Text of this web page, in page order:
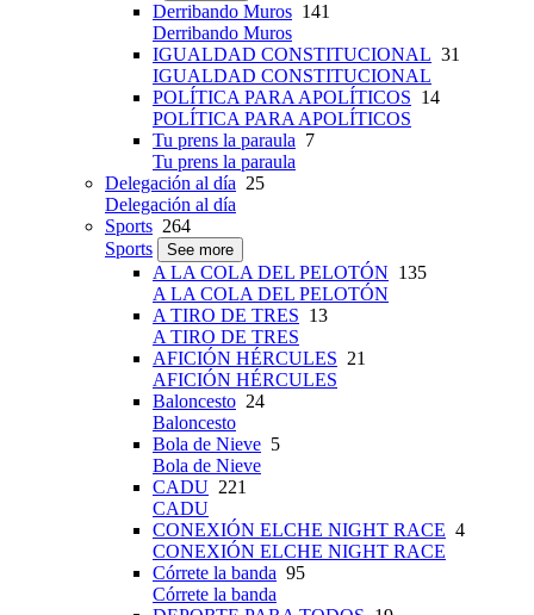
Derribando Muros 141
Derribando Muros
IGUALDAD CONSTITUCIONAL 31
IGUALDAD CONSTITUCIONAL
POLÍTICA PARA APOLÍTICOS 14
POLÍTICA PARA APOLÍTICOS
Tu prens la paraula 7
Tu prens la paraula
Delegación al día 25
Delegación al día
Sports 264
Sports
See more
A LA COLA DEL PELOTÓN 135
A LA COLA DEL PELOTÓN
A TIRO DE TRES 13
A TIRO DE TRES
AFICIÓN HÉRCULES 21
AFICIÓN HÉRCULES
Baloncesto 24
Baloncesto
Bola de Nieve 5
Bola de Nieve
CADU 221
CADU
CONEXIÓN ELCHE NIGHT RACE 4
CONEXIÓN ELCHE NIGHT RACE
Córrete la banda 95
Córrete la banda